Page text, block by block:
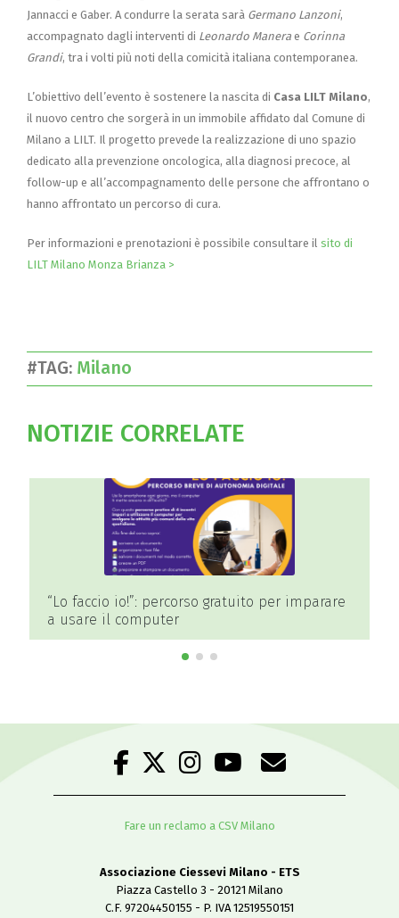
Jannacci e Gaber. A condurre la serata sarà Germano Lanzoni,
accompagnato dagli interventi di Leonardo Manera e Corinna
Grandi, tra i volti più noti della comicità italiana contemporanea.
L’obiettivo dell’evento è sostenere la nascita di Casa LILT Milano,
il nuovo centro che sorgerà in un immobile affidato dal Comune di
Milano a LILT. Il progetto prevede la realizzazione di uno spazio
dedicato alla prevenzione oncologica, alla diagnosi precoce, al
follow-up e all’accompagnamento delle persone che affrontano o
hanno affrontato un percorso di cura.
Per informazioni e prenotazioni è possibile consultare il sito di
LILT Milano Monza Brianza >
#TAG: Milano
NOTIZIE CORRELATE
“Lo faccio io!”: percorso gratuito per imparare
a usare il computer
Fare un reclamo a CSV Milano
Associazione Ciessevi Milano - ETS
Piazza Castello 3 - 20121 Milano
C.F. 97204450155 - P. IVA 12519550151